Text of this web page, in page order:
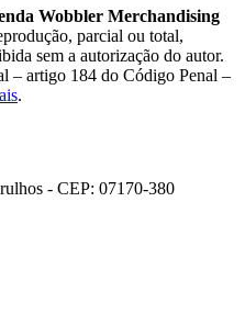
Wobbler Merchandising
parcial ou total,
sem a autorização do autor.
– artigo 184 do Código Penal –
.
- CEP: 07170-380